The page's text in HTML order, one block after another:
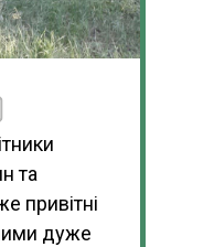
та
привітні
дуже